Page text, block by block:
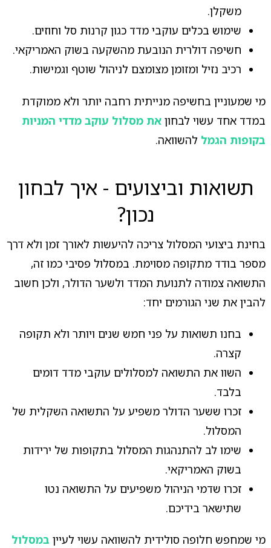
משקלן.
שימוש בכלים עוקבי מדד כגון קרנות סל וחוזים.
חשיפה דולרית הנובעת מהשקעה בשוק האמריקאי.
רכיב נזיל ומזומן מצומצם לניהול שוטף וגמישות.
מי שמעוניין בחשיפה מנייתית רחבה יותר ולא ממוקדת
במדד אחד עשוי לבחון את מסלול עוקב מדדי המניות
בקופות הגמל להשוואה.
תשואות וביצועים - איך לבחון
נכון?
בחינת ביצועי המסלול צריכה להיעשות לאורך זמן ולא דרך
מספר בודד מתקופה מסוימת. במסלול פסיבי כמו זה,
התשואה צמודה לתנועת המדד ולשער הדולר, ולכן חשוב
להבין את שני הגורמים יחד:
בחנו תשואות על פני חמש שנים ויותר ולא תקופה
קצרה.
השוו את התשואה למסלולים עוקבי מדד דומים
בלבד.
זכרו ששער הדולר משפיע על התשואה השקלית של
המסלול.
שימו לב להתנהגות המסלול בתקופות של ירידות
בשוק האמריקאי.
זכרו שדמי הניהול משפיעים על התשואה נטו
שתישאר בידיכם.
מי שמחפש חלופה סולידית להשוואה עשוי לעיין במסלול